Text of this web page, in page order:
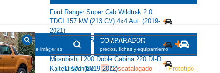
fichas e imágenes
COMPARADOR
precios, fichas y equipamiento
Disponible Descatalogado Prototipo
Ford Ranger Super Cab Wildtrak 2.0
TDCI 157 kW (213 CV) 4x4 Aut. (2019-
2021)
Isuzu D-MAX Space N60 B 4x4 A/T
(2020-2024)
Mitsubishi L200 Doble Cabina 220 DI-D
Kaiteki 6AT (2019-2022)